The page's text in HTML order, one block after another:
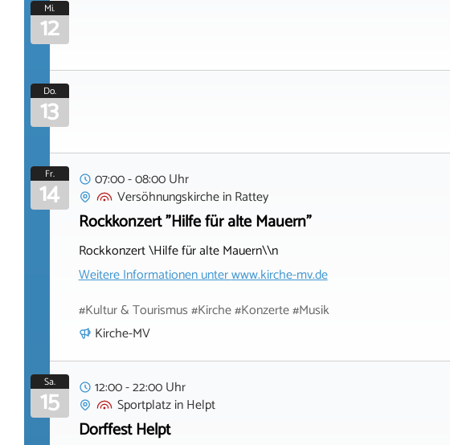
Mi.
12
Do.
13
Fr.
14
07:00 - 08:00 Uhr
VersöhnungskircheinRattey
Rockkonzert "Hilfe für alte Mauern"
Rockkonzert \Hilfe für alte Mauern\\n
Weitere Informationen unterwww.kirche-mv.de
#Kultur & Tourismus #Kirche #Konzerte #Musik
Kirche-MV
Sa.
15
12:00 - 22:00 Uhr
SportplatzinHelpt
Dorffest Helpt